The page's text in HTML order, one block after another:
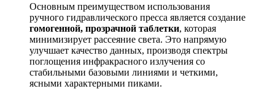
Основным преимуществом использования
ручного гидравлического пресса является создание
гомогенной, прозрачной таблетки, которая
минимизирует рассеяние света. Это напрямую
улучшает качество данных, производя спектры
поглощения инфракрасного излучения со
стабильными базовыми линиями и четкими,
ясными характерными пиками.